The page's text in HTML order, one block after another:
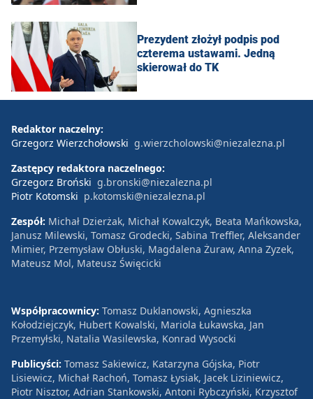
Prezydent złożył podpis pod
czterema ustawami. Jedną
skierował do TK
Redaktor naczelny:
Grzegorz Wierzchołowski g.wierzcholowski@niezalezna.pl
Zastępcy redaktora naczelnego:
Grzegorz Broński g.bronski@niezalezna.pl
Piotr Kotomski p.kotomski@niezalezna.pl
Zespół: Michał Dzierżak, Michał Kowalczyk, Beata Mańkowska,
Janusz Milewski, Tomasz Grodecki, Sabina Treffler, Aleksander
Mimier, Przemysław Obłuski, Magdalena Żuraw, Anna Zyzek,
Mateusz Mol, Mateusz Święcicki
Współpracownicy: Tomasz Duklanowski, Agnieszka
Kołodziejczyk, Hubert Kowalski, Mariola Łukawska, Jan
Przemyłski, Natalia Wasilewska, Konrad Wysocki
Publicyści: Tomasz Sakiewicz, Katarzyna Gójska, Piotr
Lisiewicz, Michał Rachoń, Tomasz Łysiak, Jacek Liziniewicz,
Piotr Nisztor, Adrian Stankowski, Antoni Rybczyński, Krzysztof